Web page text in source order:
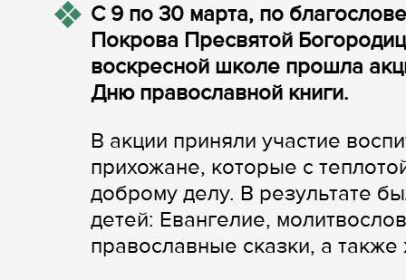
С 9 по 30 марта, по
Покрова Пресвятой
воскресной школе прошла
Дню православной книги.
В акции приняли участие
прихожане, которые с
доброму делу. В результате
детей: Евангелие,
православные сказки, а